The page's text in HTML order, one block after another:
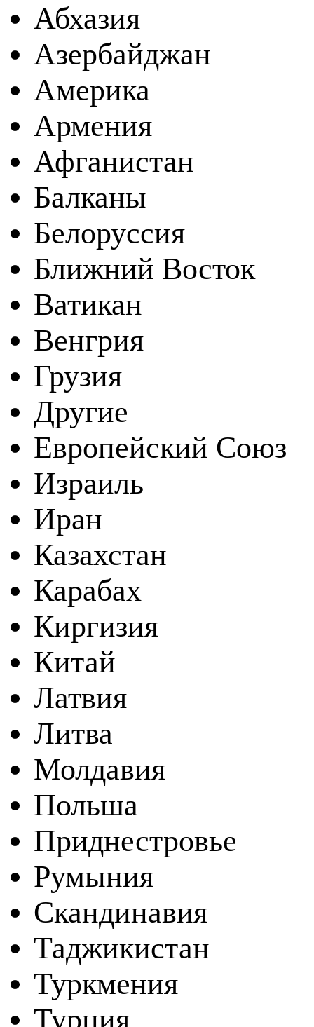
Абхазия
Азербайджан
Америка
Армения
Афганистан
Балканы
Белоруссия
Ближний Восток
Ватикан
Венгрия
Грузия
Другие
Европейский Союз
Израиль
Иран
Казахстан
Карабах
Киргизия
Китай
Латвия
Литва
Молдавия
Польша
Приднестровье
Румыния
Скандинавия
Таджикистан
Туркмения
Турция